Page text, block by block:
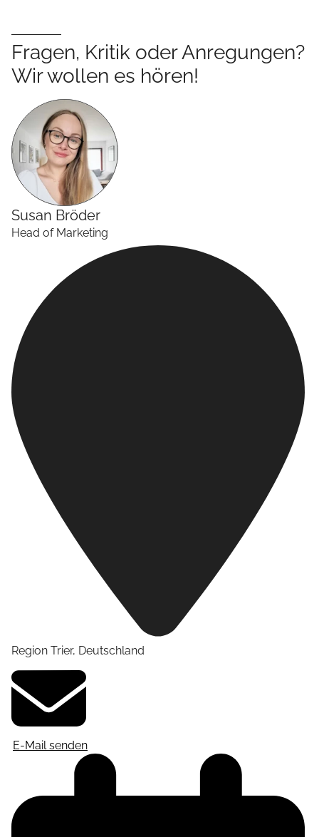
Fragen, Kritik oder Anregungen?
Wir wollen es hören!
Susan Bröder
Head of Marketing
Region Trier, Deutschland
E-Mail senden